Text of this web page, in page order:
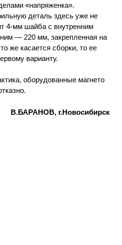
«напряженка».
деталь здесь уже не
4-мм шайба с внутренним
— 220 мм, закрепленная на
же касается сборки, то ее
варианту.
оборудованные магнето
В.БАРАНОВ, г.Новосибирск